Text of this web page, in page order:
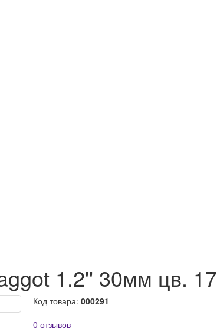
1.2'' 30мм цв. 17
Код товара: 000291
0 отзывов